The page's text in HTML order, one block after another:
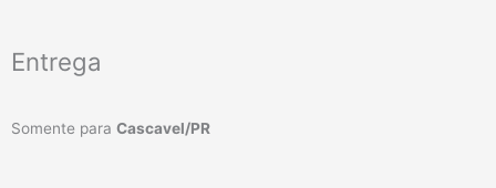
Entrega
Somente para Cascavel/PR